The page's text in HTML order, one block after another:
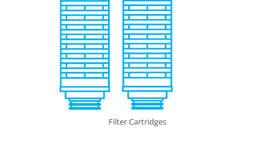
Filter Cartridges